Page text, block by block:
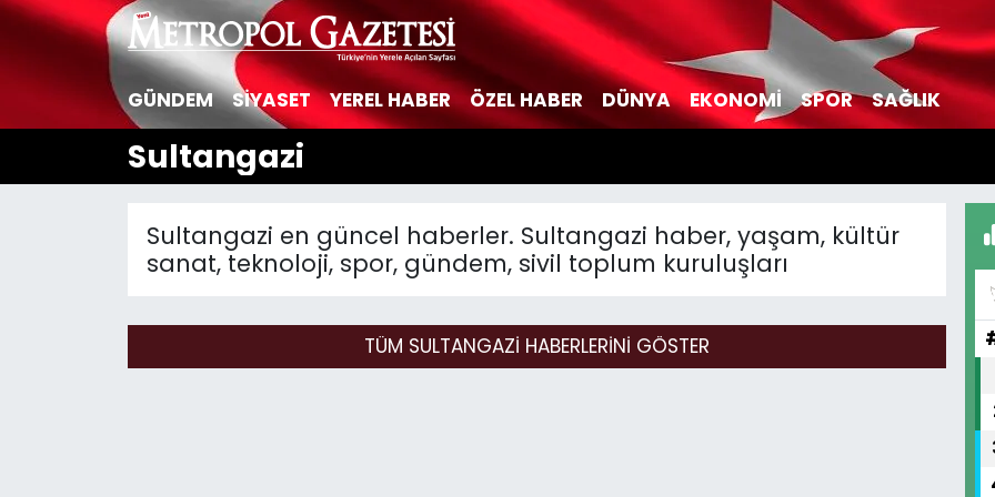
GÜNDEM SİYASET YEREL HABER ÖZEL HABER DÜNYA EKONOMİ SPOR SAĞLIK
Sultangazi
Sultangazi en güncel haberler. Sultangazi haber, yaşam, kültür
sanat, teknoloji, spor, gündem, sivil toplum kuruluşları
TÜM SULTANGAZI HABERLERINI GÖSTER
Hava Durumu
Trafik Durumu
Tüm Manşetler
Haber Arşivi